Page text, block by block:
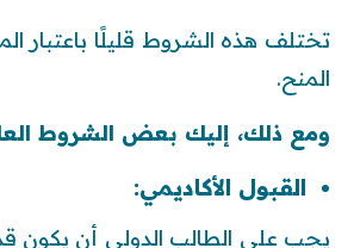
تختلف هذه الشروط قليلًا باعتبار
المنح.
ومع ذلك، إليك بعض الشروط
القبول الأكاديمي:
يجب على الطالب الدولي أن يكون